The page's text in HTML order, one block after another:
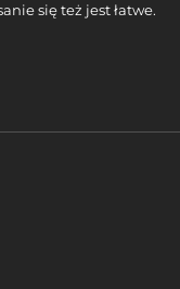
się też jest łatwe.